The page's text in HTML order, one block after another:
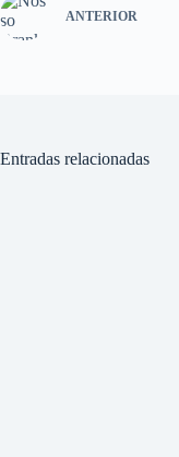
ANTERIOR
Entradas relacionadas